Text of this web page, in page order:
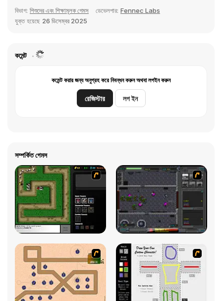
বিভাগ: শিশুদের এবং শিক্ষামূলক গেমস ডেভেলপার: Fennec Labs
যুক্ত হয়েছে 26 ডিসেম্বর 2025
কমেন্ট
কমেন্ট করার জন্য অনুগ্রহ করে নিবন্ধন করুন অথবা লগইন করুন
রেজিস্টার লগ ইন
সম্পর্কিত গেমস